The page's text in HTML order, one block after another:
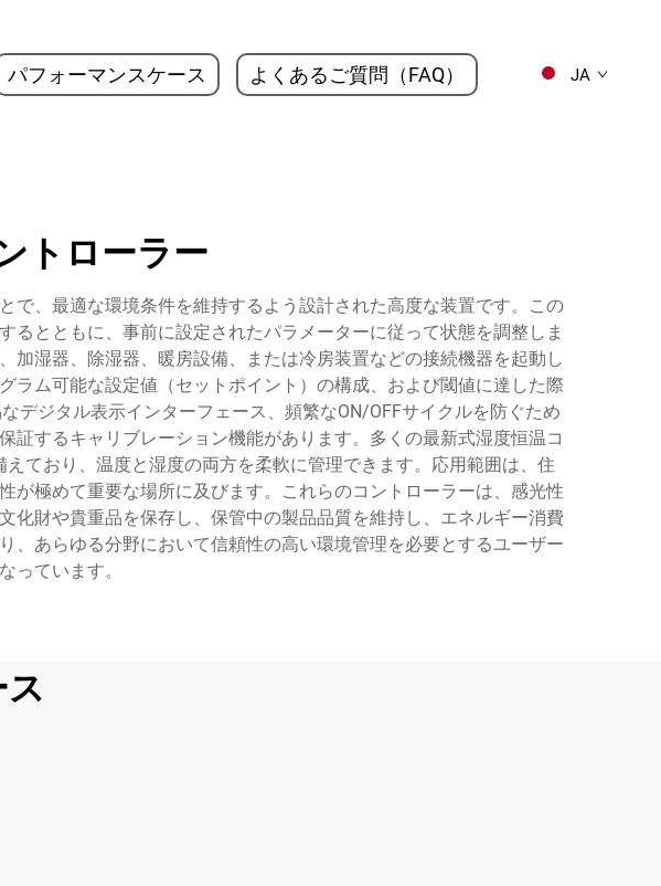
パフォーマンスケース よくあるご質問（FAQ） JA
トローラー
、最適な環境条件を維持するよう設計された高度な装置です。この
とともに、事前に設定されたパラメーターに従って状態を調整しま
湿器、除湿器、暖房設備、または冷房装置などの接続機器を起動し
ム可能な設定値（セットポイント）の構成、および閾値に達した際
デジタル表示インターフェース、頻繁なON/OFFサイクルを防ぐため
するキャリブレーション機能があります。多くの最新式湿度恒温コ
ており、温度と湿度の両方を柔軟に管理できます。応用範囲は、住
極めて重要な場所に及びます。これらのコントローラーは、感光性
財や貴重品を保存し、保管中の製品品質を維持し、エネルギー消費
、あらゆる分野において信頼性の高い環境管理を必要とするユーザー
っています。